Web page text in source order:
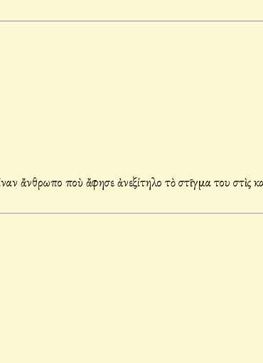
ποὺ ἄφησε ἀνεξίτηλο τὸ στῖγμα του στὶς